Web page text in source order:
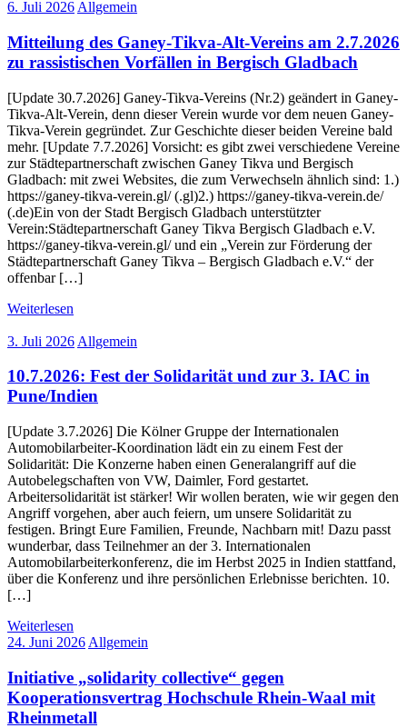
6. Juli 2026 Allgemein
Mitteilung des Ganey-Tikva-Alt-Vereins am 2.7.2026
zu rassistischen Vorfällen in Bergisch Gladbach
[Update 30.7.2026] Ganey-Tikva-Vereins (Nr.2) geändert in Ganey-
Tikva-Alt-Verein, denn dieser Verein wurde vor dem neuen Ganey-
Tikva-Verein gegründet. Zur Geschichte dieser beiden Vereine bald
mehr. [Update 7.7.2026] Vorsicht: es gibt zwei verschiedene Vereine
zur Städtepartnerschaft zwischen Ganey Tikva und Bergisch
Gladbach: mit zwei Websites, die zum Verwechseln ähnlich sind: 1.)
https://ganey-tikva-verein.gl/ (.gl)2.) https://ganey-tikva-verein.de/
(.de)Ein von der Stadt Bergisch Gladbach unterstützter
Verein:Städtepartnerschaft Ganey Tikva Bergisch Gladbach e.V.
https://ganey-tikva-verein.gl/ und ein „Verein zur Förderung der
Städtepartnerschaft Ganey Tikva – Bergisch Gladbach e.V.“ der
offenbar […]
Weiterlesen
3. Juli 2026 Allgemein
10.7.2026: Fest der Solidarität und zur 3. IAC in
Pune/Indien
[Update 3.7.2026] Die Kölner Gruppe der Internationalen
Automobilarbeiter-Koordination lädt ein zu einem Fest der
Solidarität: Die Konzerne haben einen Generalangriff auf die
Autobelegschaften von VW, Daimler, Ford gestartet.
Arbeitersolidarität ist stärker! Wir wollen beraten, wie wir gegen den
Angriff vorgehen, aber auch feiern, um unsere Solidarität zu
festigen. Bringt Eure Familien, Freunde, Nachbarn mit! Dazu passt
wunderbar, dass Teilnehmer an der 3. Internationalen
Automobilarbeiterkonferenz, die im Herbst 2025 in Indien stattfand,
über die Konferenz und ihre persönlichen Erlebnisse berichten. 10.
[…]
Weiterlesen
24. Juni 2026 Allgemein
Initiative „solidarity collective“ gegen
Kooperationsvertrag Hochschule Rhein-Waal mit
Rheinmetall